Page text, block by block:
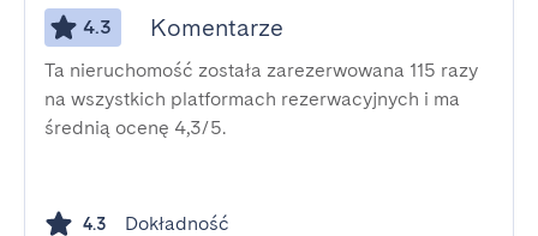
4.3 Komentarze
Ta nieruchomość została zarezerwowana 115 razy
na wszystkich platformach rezerwacyjnych i ma
średnią ocenę 4,3/5.
4.3 Dokładność